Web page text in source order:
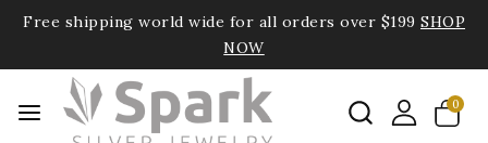
Free shipping world wide for all orders over $199 SHOP
NOW
0